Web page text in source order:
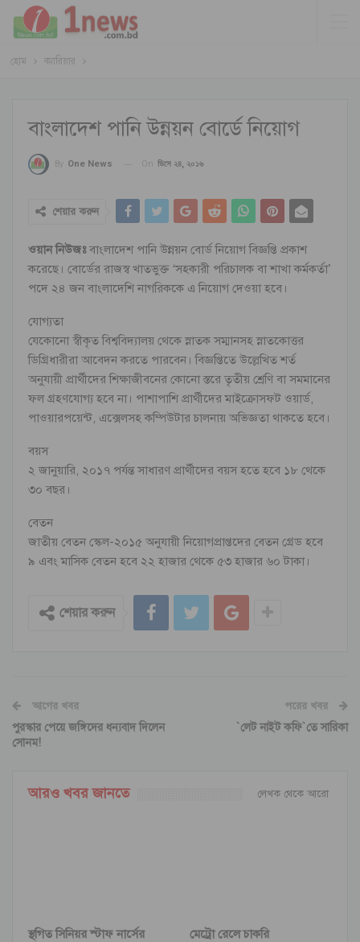
হোম ক্যারিয়ার
বাংলাদেশ পানি উন্নয়ন বোর্ডে নিয়োগ
By One News On ডিসে ২৪, ২০১৬
শেয়ার করুন
ওয়ান নিউজঃবাংলাদেশ পানি উন্নয়ন বোর্ড নিয়োগ বিজ্ঞপ্তি প্রকাশ
করেছে। বোর্ডের রাজস্ব খাতভুক্ত ‘সহকারী পরিচালক বা শাখা কর্মকর্তা’
পদে ২৪ জন বাংলাদেশি নাগরিককে এ নিয়োগ দেওয়া হবে।
যোগ্যতা
যেকোনো স্বীকৃত বিশ্ববিদ্যালয় থেকে স্নাতক সম্মানসহ স্নাতকোত্তর
ডিগ্রিধারীরা আবেদন করতে পারবেন। বিজ্ঞপ্তিতে উল্লেখিত শর্ত
অনুযায়ী প্রার্থীদের শিক্ষাজীবনের কোনো স্তরে তৃতীয় শ্রেণি বা সমমানের
ফল গ্রহণযোগ্য হবে না। পাশাপাশি প্রার্থীদের মাইক্রোসফট ওয়ার্ড,
পাওয়ারপয়েন্ট, এক্সেলসহ কম্পিউটার চালনায় অভিজ্ঞতা থাকতে হবে।
বয়স
২ জানুয়ারি, ২০১৭ পর্যন্ত সাধারণ প্রার্থীদের বয়স হতে হবে ১৮ থেকে
৩০ বছর।
বেতন
জাতীয় বেতন স্কেল-২০১৫ অনুযায়ী নিয়োগপ্রাপ্তদের বেতন গ্রেড হবে
৯ এবং মাসিক বেতন হবে ২২ হাজার থেকে ৫৩ হাজার ৬০ টাকা।
শেয়ার করুন
আগের খবর
পুরস্কার পেয়ে জঙ্গিদের ধন্যবাদ দিলেন
সোনম!
পরের খবর
`লেট নাইট কফি`তে সারিকা
আরও খবর জানতে লেখক থেকে আরো
স্থগিত সিনিয়র স্টাফ নার্সের
মেট্রো রেলে চাকরি